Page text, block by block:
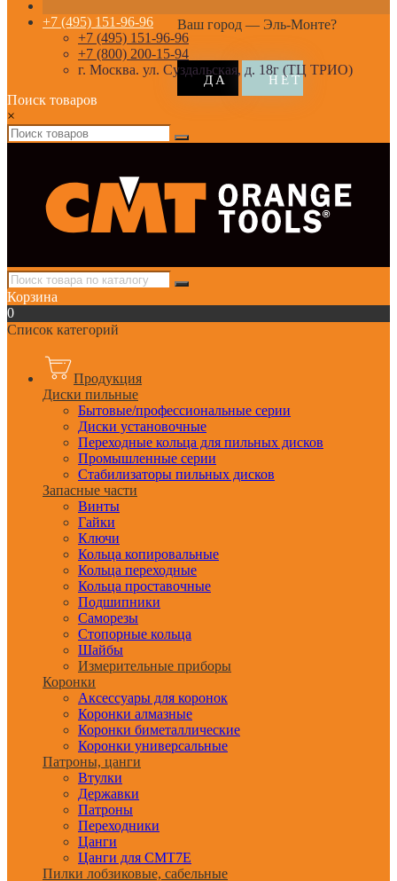
Ваш город — Эль-Монте?
+7 (495) 151-96-96
+7 (495) 151-96-96
+7 (800) 200-15-94
г. Москва. ул. Суздальская, д. 18г (ТЦ ТРИО)
Поиск товаров
×
Корзина
0
Список категорий
Продукция
Диски пильные
Бытовые/профессиональные серии
Диски установочные
Переходные кольца для пильных дисков
Промышленные серии
Стабилизаторы пильных дисков
Запасные части
Винты
Гайки
Ключи
Кольца копировальные
Кольца переходные
Кольца проставочные
Подшипники
Саморезы
Стопорные кольца
Шайбы
Измерительные приборы
Коронки
Аксессуары для коронок
Коронки алмазные
Коронки биметаллические
Коронки универсальные
Патроны, цанги
Втулки
Державки
Патроны
Переходники
Цанги
Цанги для CMT7E
Пилки лобзиковые, сабельные